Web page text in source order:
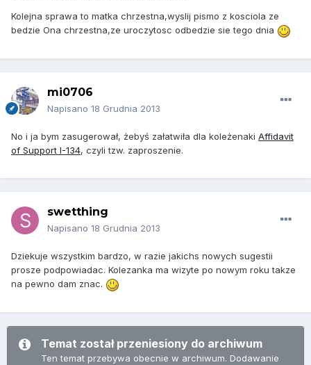
Kolejna sprawa to matka chrzestna,wyslij pismo z kosciola ze
bedzie Ona chrzestna,ze uroczytosc odbedzie sie tego dnia
mi0706
Napisano 18 Grudnia 2013
No i ja bym zasugerował, żebyś załatwiła dla koleżenaki Affidavit
of Support I-134, czyli tzw. zaproszenie.
swetthing
Napisano 18 Grudnia 2013
Dziekuje wszystkim bardzo, w razie jakichs nowych sugestii
prosze podpowiadac. Kolezanka ma wizyte po nowym roku takze
na pewno dam znac.
Temat został przeniesiony do archiwum
Ten temat przebywa obecnie w archiwum. Dodawanie